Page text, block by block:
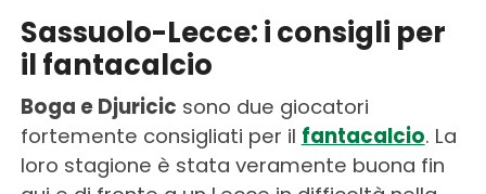
Sassuolo-Lecce: i consigli per
il fantacalcio
Boga e Djuricic sono due giocatori
fortemente consigliati per il fantacalcio. La
loro stagione è stata veramente buona fin